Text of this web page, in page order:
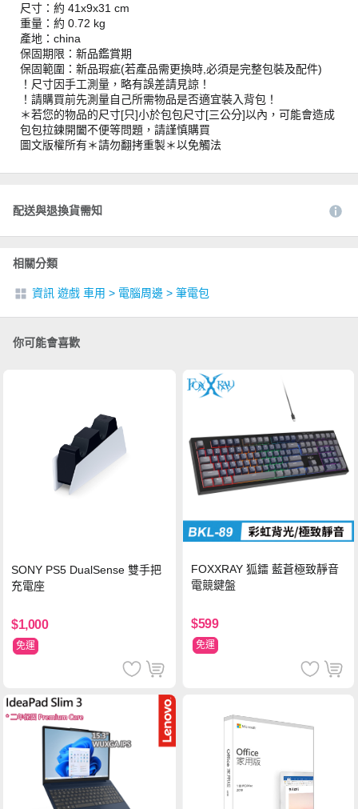
尺寸：約 41x9x31 cm
重量：約 0.72 kg
產地：china
保固期限：新品鑑賞期
保固範圍：新品瑕疵(若產品需更換時,必須是完整包裝及配件)
！尺寸因手工測量，略有誤差請見諒！
！請購買前先測量自己所需物品是否適宜裝入背包！
＊若您的物品的尺寸[只]小於包包尺寸[三公分]以內，可能會造成
包包拉鍊開闔不便等問題，請謹慎購買
圖文版權所有＊請勿翻拷重製＊以免觸法
配送與退換貨需知
相關分類
資訊 遊戲 車用 > 電腦周邊 > 筆電包
你可能會喜歡
SONY PS5 DualSense 雙手把
充電座
$1,000
免運
FOXXRAY 狐鐳 藍蒼極致靜音
電競鍵盤
$599
免運